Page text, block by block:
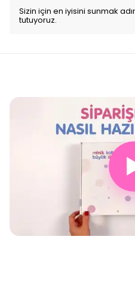
Sizin için en iyisini sunmak
tutuyoruz.